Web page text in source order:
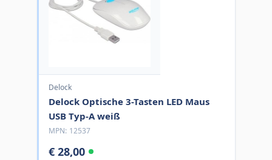
Delock
Delock Optische 3-Tasten LED Maus
USB Typ-A weiß
MPN: 12537
€ 28,00